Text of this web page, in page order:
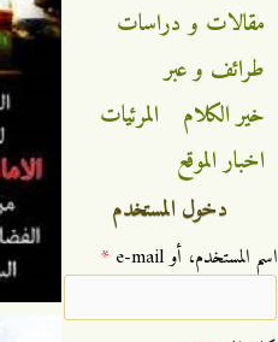
مقالات و دراسات
طرائف و عبر
خير الكلام
المرئيات
اخبار الموقع
دخول المستخدم
‏اسم المستخدم، أو e-mail ‏ *